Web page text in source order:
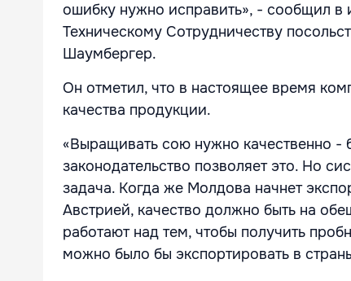
ошибку нужно исправить», - сообщил в
Техническому Сотрудничеству
Шаумбергер.
Он отметил, что в настоящее время
качества продукции.
«Выращивать сою нужно качественно
законодательство позволяет это. Но
задача. Когда же Молдова начнет
Австрией, качество должно быть на
работают над тем, чтобы получить
можно было бы экспортировать в